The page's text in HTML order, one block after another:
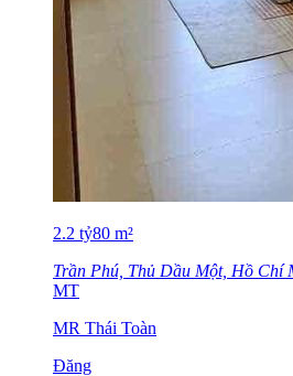
2.2 tỷ80 m²
Trần Phú, Thủ Dầu Một, Hồ Chí
MT
MR Thái Toàn
Đăng